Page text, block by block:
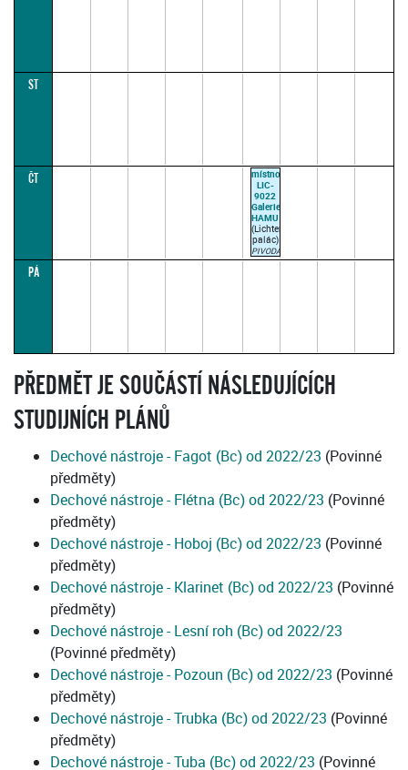
ST
ČT
místnost
LIC-
9022
Galerie
HAMU
(Lichtenštejnský
palác)
PIVODA
R.
nástroje
PÁ
PŘEDMĚT JE SOUČÁSTÍ NÁSLEDUJÍCÍCH
STUDIJNÍCH PLÁNŮ
Dechové nástroje - Fagot (Bc) od 2022/23 (Povinné
předměty)
Dechové nástroje - Flétna (Bc) od 2022/23 (Povinné
předměty)
Dechové nástroje - Hoboj (Bc) od 2022/23 (Povinné
předměty)
Dechové nástroje - Klarinet (Bc) od 2022/23 (Povinné
předměty)
Dechové nástroje - Lesní roh (Bc) od 2022/23
(Povinné předměty)
Dechové nástroje - Pozoun (Bc) od 2022/23 (Povinné
předměty)
Dechové nástroje - Trubka (Bc) od 2022/23 (Povinné
předměty)
Dechové nástroje - Tuba (Bc) od 2022/23 (Povinné